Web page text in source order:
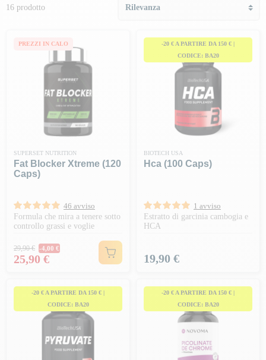
16 prodotto
PREZZI IN CALO
SUPERSET NUTRITION
Fat Blocker Xtreme (120
Caps)
46 avviso
Formula che mira a tenere sotto
controllo grassi e voglie
Prezzo normale
29,90 € -4,00 €
Prezzo
25,90 €
-20 € A PARTIRE DA 150 € |
CODICE: BA20
BIOTECH USA
Hca (100 Caps)
1 avviso
Estratto di garcinia cambogia e
HCA
Prezzo
19,90 €
-20 € A PARTIRE DA 150 € |
CODICE: BA20
-20 € A PARTIRE DA 150 € |
CODICE: BA20